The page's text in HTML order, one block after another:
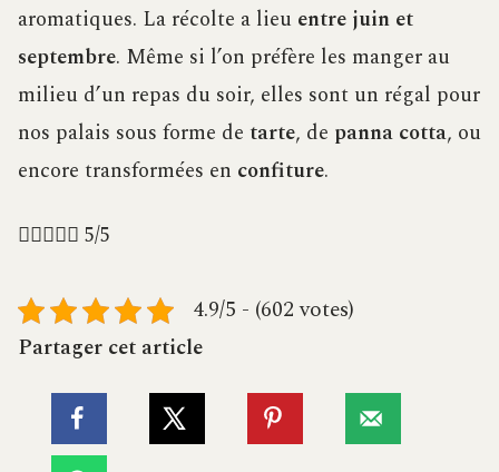
aromatiques. La récolte a lieu entre juin et
septembre. Même si l’on préfère les manger au
milieu d’un repas du soir, elles sont un régal pour
nos palais sous forme de tarte, de panna cotta, ou
encore transformées en confiture.
 5/5
4.9/5 - (602 votes)
Partager cet article